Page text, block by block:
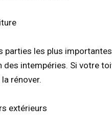
parties les plus
des intempéries. Si votre
rénover.
extérieurs